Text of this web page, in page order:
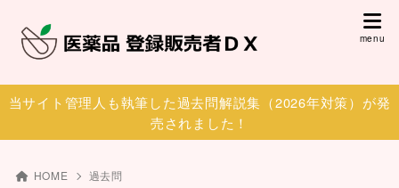
当サイト管理人も執筆した過去問解説集（2026年対策）が発
売されました！
HOME 過去問